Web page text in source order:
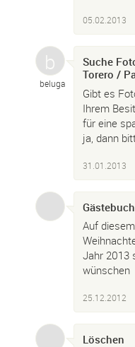
05.02.2013
beluga
Suche
Torero /
Gibt es
Ihrem
für eine
ja, dann
31.01.2013
Gästebuch
Auf
Jahr 2013
wünschen
25.12.2012
Löschen